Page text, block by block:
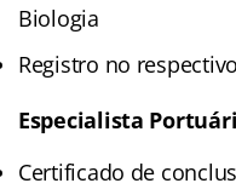
Biologia
Registro no
Especialista
Certificado de